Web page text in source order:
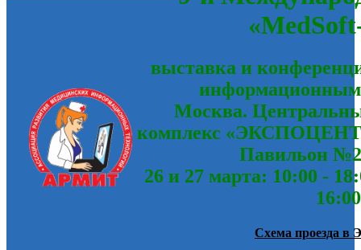
выставка и
информационным
Москва.
комплекс
Павильон
26 и 27 марта: 10:00 -
16:00
Схема проезда в